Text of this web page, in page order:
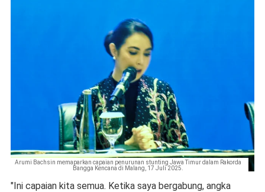
Arumi Bachsin memaparkan capaian penurunan stunting Jawa Timur dalam Rakorda
Bangga Kencana di Malang, 17 Juli 2025.
"Ini capaian kita semua. Ketika saya bergabung, angka